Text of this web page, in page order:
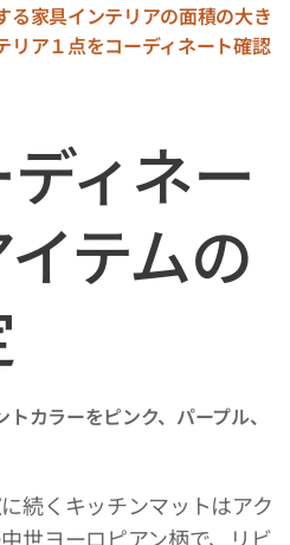
る家具インテリアの面積の大き
リア１点をコーディネート確認
ィネー
テムの
カラーをピンク、パープル、
くキッチンマットはアク
世ヨーロピアン柄で、リビ